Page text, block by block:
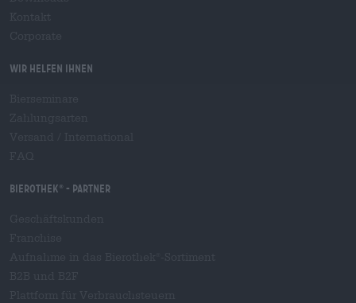
Wir helfen Ihnen
Bierothek - Partner